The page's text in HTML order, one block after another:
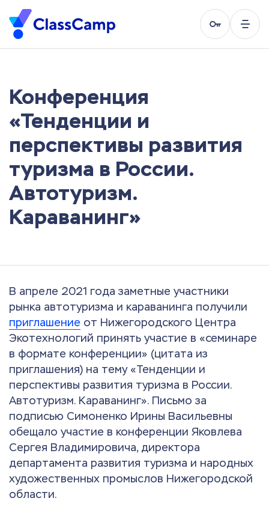
Конференция
«Тенденции и
перспективы развития
туризма в России.
Автотуризм.
Караванинг»
В апреле 2021 года заметные участники
рынка автотуризма и караванинга получили
приглашение от Нижегородского Центра
Экотехнологий принять участие в «семинаре
в формате конференции» (цитата из
приглашения) на тему «Тенденции и
перспективы развития туризма в России.
Автотуризм. Караванинг». Письмо за
подписью Симоненко Ирины Васильевны
обещало участие в конференции Яковлева
Сергея Владимировича, директора
департамента развития туризма и народных
художественных промыслов Нижегородской
области.